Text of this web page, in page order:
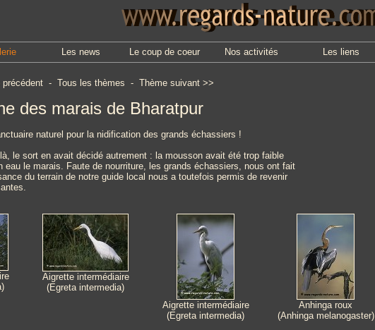
Les news Le coup de coeur Nos activités Les liens
précédent- Tous les thèmes - Thème suivant>>
des marais de Bharatpur
naturel pour la nidification des grands échassiers !
le sort en avait décidé autrement : la mousson avait été trop faible
eau le marais. Faute de nourriture, les grands échassiers, nous ont fait
du terrain de notre guide local nous a toutefois permis de revenir
Aigrette intermédiaire
(Egreta intermedia)
Aigrette intermédiaire
(Egreta intermedia)
Anhinga roux
(Anhinga melanogaster)